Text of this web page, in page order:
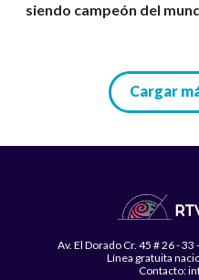
siendo campeón del
Cargar
Av. El Dorado Cr. 45 # 26 -
Línea gratuita
Contacto: